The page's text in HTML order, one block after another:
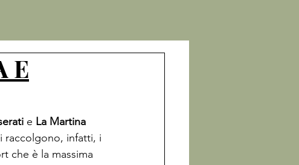
E
e La Martina
raccolgono, infatti, i
che è la massima